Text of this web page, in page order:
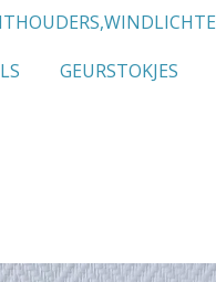
GEURSTOKJES